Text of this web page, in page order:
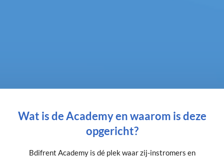
Wat is de Academy en waarom is deze
opgericht?
Bdifrent Academy is dé plek waar zij-instromers en